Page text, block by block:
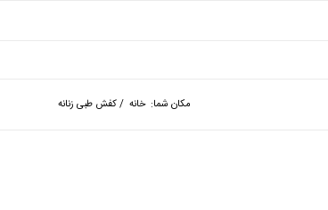
مکان شما: خانه /کفش طبی زنانه